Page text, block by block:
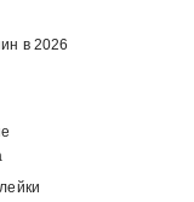
в 2026